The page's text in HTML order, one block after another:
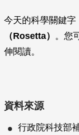
今天的科學關鍵字
（Rosetta） 。您
伸閱讀。
資料來源
行政院科技部